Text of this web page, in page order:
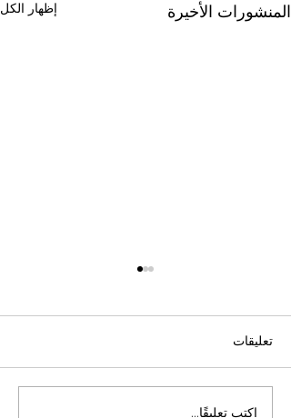
المنشورات الأخيرة إظهار الكل
تعليقات
اكتب تعليقًا...